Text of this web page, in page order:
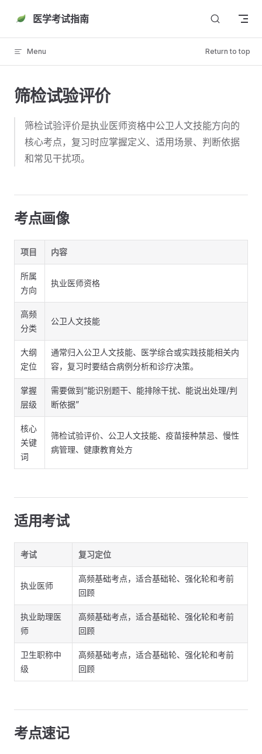
Skip to content
医学考试指南
Menu Return to top
筛检试验评价
筛检试验评价是执业医师资格中公卫人文技能方向的
核心考点，复习时应掌握定义、适用场景、判断依据
和常见干扰项。
考点画像
项目 内容
所属
方向
执业医师资格
高频
分类
公卫人文技能
大纲
定位
通常归入公卫人文技能、医学综合或实践技能相关内
容，复习时要结合病例分析和诊疗决策。
掌握
层级
需要做到“能识别题干、能排除干扰、能说出处理/判
断依据”
核心
关键
词
筛检试验评价、公卫人文技能、疫苗接种禁忌、慢性
病管理、健康教育处方
适用考试
考试 复习定位
执业医师
高频基础考点，适合基础轮、强化轮和考前
回顾
执业助理医
师
高频基础考点，适合基础轮、强化轮和考前
回顾
卫生职称中
级
高频基础考点，适合基础轮、强化轮和考前
回顾
考点速记